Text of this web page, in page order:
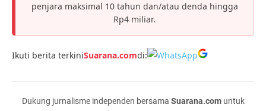
penjara maksimal 10 tahun dan/atau denda hingga
Rp4 miliar.
Ikuti berita terkiniSuarana.comdi:
Dukung jurnalisme independen bersama Suarana.comuntuk